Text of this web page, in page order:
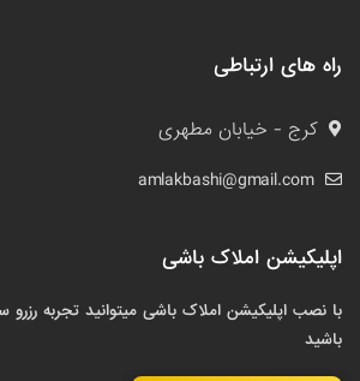
راه های ارتباطی
کرج - خیابان مطهری
amlakbashi@gmail.com
اپلیکیشن املاک باشی
با نصب اپلیکیشن املاک باشی میتوانید تجربه رزرو
باشید